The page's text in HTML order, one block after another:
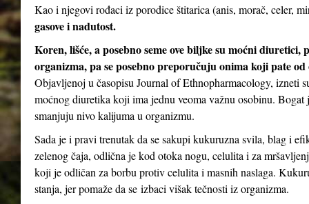
Kao i njegovi rođaci iz porodice štitarica (anis, morač, celer,
gasove i nadutost.
Koren, lišće, a posebno seme ove biljke su moćni diuretici,
organizma, pa se posebno preporučuju onima koji pate
Objavljenoj u časopisu Journal of Ethnopharmacology, izneti
moćnog diuretika koji ima jednu veoma važnu osobinu.
smanjuju nivo kalijuma u ​​organizmu.
Sada je i pravi trenutak da se sakupi kukuruzna svila, blag i
zelenog čaja, odlična je kod otoka nogu, celulita i za
koji je odličan za borbu protiv celulita i masnih naslaga.
stanja, jer pomaže da se izbaci višak tečnosti iz organizma.